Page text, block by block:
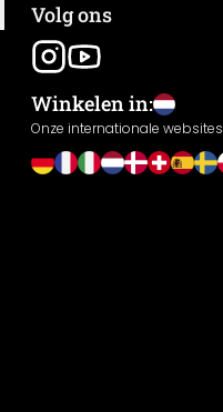
Volg ons
Winkelen in:
Onze internationale websites